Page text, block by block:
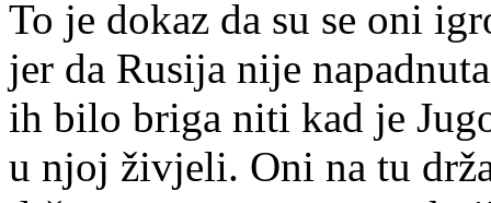
To je dokaz da su se oni
jer da Rusija nije
ih bilo briga niti kad je
u njoj živjeli. Oni na tu